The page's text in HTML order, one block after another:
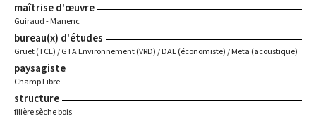
maîtrise d'œuvre
Guiraud - Manenc
bureau(x) d'études
Gruet (TCE) / GTA Environnement (VRD) / DAL (économiste) / Meta (acoustique)
paysagiste
Champ Libre
structure
filière sèche bois